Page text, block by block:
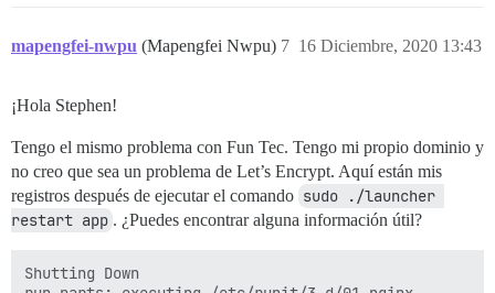
mapengfei-nwpu (Mapengfei Nwpu) 16 Diciembre, 2020 13:43
7
¡Hola Stephen!
Tengo el mismo problema con Fun Tec. Tengo mi propio dominio y
no creo que sea un problema de Let’s Encrypt. Aquí están mis
registros después de ejecutar el comando sudo ./launcher
restart app . ¿Puedes encontrar alguna información útil?
Shutting Down